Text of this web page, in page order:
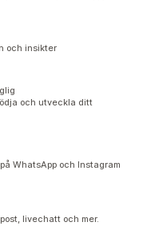
och insikter
och utveckla ditt
WhatsApp och Instagram
livechatt och mer.